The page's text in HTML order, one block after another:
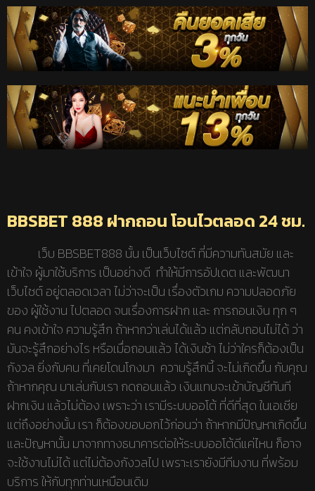
BBSBET 888 ฝากถอน โอนไวตลอด 24 ชม.
เว็บ BBSBET888 นั้น เป็นเว็บไซต์ ที่มีความทันสมัย และ
เข้าใจ ผู้มาใช้บริการ เป็นอย่างดี ทำให้มีการอัปเดต และพัฒนา
เว็บไซต์ อยู่ตลอดเวลา ไม่ว่าจะเป็น เรื่องตัวเกม ความปลอดภัย
ของ ผู้ใช้งาน ไปตลอด จนเรื่องการฝาก และ การถอนเงิน ทุก ๆ
คน คงเข้าใจ ความรู้สึก ถ้าหากว่าเล่นได้แล้ว แต่กลับถอนไม่ได้ ว่า
มันจะรู้สึกอย่างไร หรือเมื่อถอนแล้ว ได้เงินช้า ไม่ว่าใครก็ต้องเป็น
กังวล ยิ่งกับคน ที่เคยโดนโกงมา ความรู้สึกนี้ จะไม่เกิดขึ้น กับคุณ
ถ้าหากคุณ มาเล่นกับเรา กดถอนแล้ว เงินแทบจะเข้าบัญชีทันที
ฝากเงิน แล้วไม่ต้อง เพราะว่า เรามีระบบออโต้ ที่ดีที่สุด ในเอเชีย
แต่ถึงอย่างนั้น เรา ก็ต้องขอบอกไว้ก่อนว่า ถ้าหากมีปัญหาเกิดขึ้น
และปัญหานั้น มาจากทางธนาคารต่อให้ระบบออโต้ดีแค่ไหน ก็อาจ
จะใช้งานไม่ได้ แต่ไม่ต้องกังวลไป เพราะเรายังมีทีมงาน ที่พร้อม
บริการ ให้กับทุกท่านเหมือนเดิม